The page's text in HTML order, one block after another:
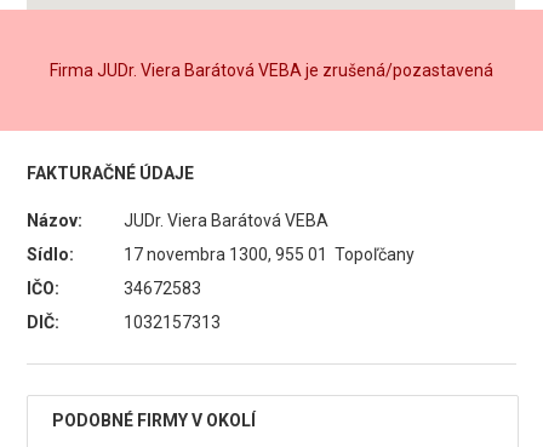
Firma JUDr. Viera Barátová VEBA je zrušená/pozastavená
FAKTURAČNÉ ÚDAJE
Názov:
JUDr. Viera Barátová VEBA
Sídlo:
17 novembra 1300, 955 01 Topoľčany
IČO:
34672583
DIČ:
1032157313
PODOBNÉ FIRMY V OKOLÍ